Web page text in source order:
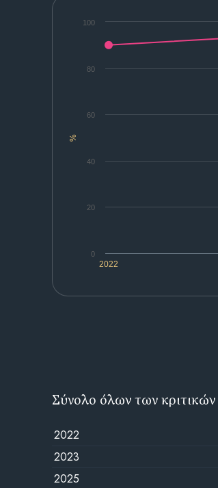
%
2022
0
20
40
60
80
100
Σύνολο όλων των κριτικών
2022
2023
2025